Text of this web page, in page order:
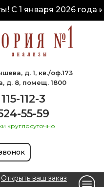
1 января 2026 года
д. 1, кв./оф.173
д. 8, помещ. 1800
112-3
55-59
круглосуточно
Открыть ваш заказ